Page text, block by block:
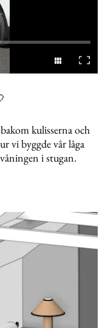
kulisserna och
vi byggde vår låga
i stugan.